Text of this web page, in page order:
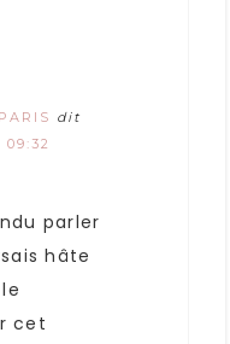
dit
09:32
parler
hâte
cet